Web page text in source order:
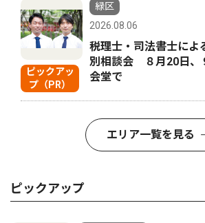
ピックアッ
プ（PR）
緑区
2026.08.06
税理士・司法書士に
別相談会 ８月20日
会堂で
エリア一覧を見る
ピックアップ